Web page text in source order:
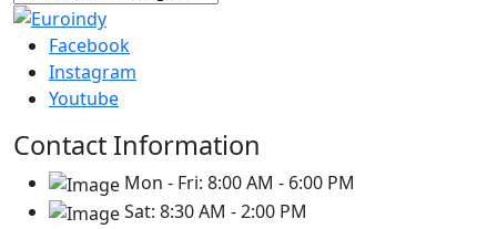
Facebook
Instagram
Youtube
Contact Information
Mon - Fri: 8:00 AM - 6:00 PM
Sat: 8:30 AM - 2:00 PM